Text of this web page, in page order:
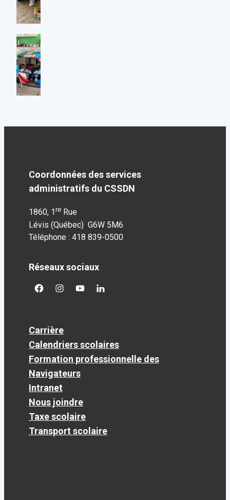
Coordonnées des services
administratifs du CSSDN
1860, 1 re Rue
Lévis (Québec) G6W 5M6
Téléphone : 418 839-0500
Réseaux sociaux
facebookgoogleplus
googleplusgoogleplus
Carrière
Calendriers scolaires
Formation professionnelle des
Navigateurs
Intranet
Nous joindre
Taxe scolaire
Transport scolaire